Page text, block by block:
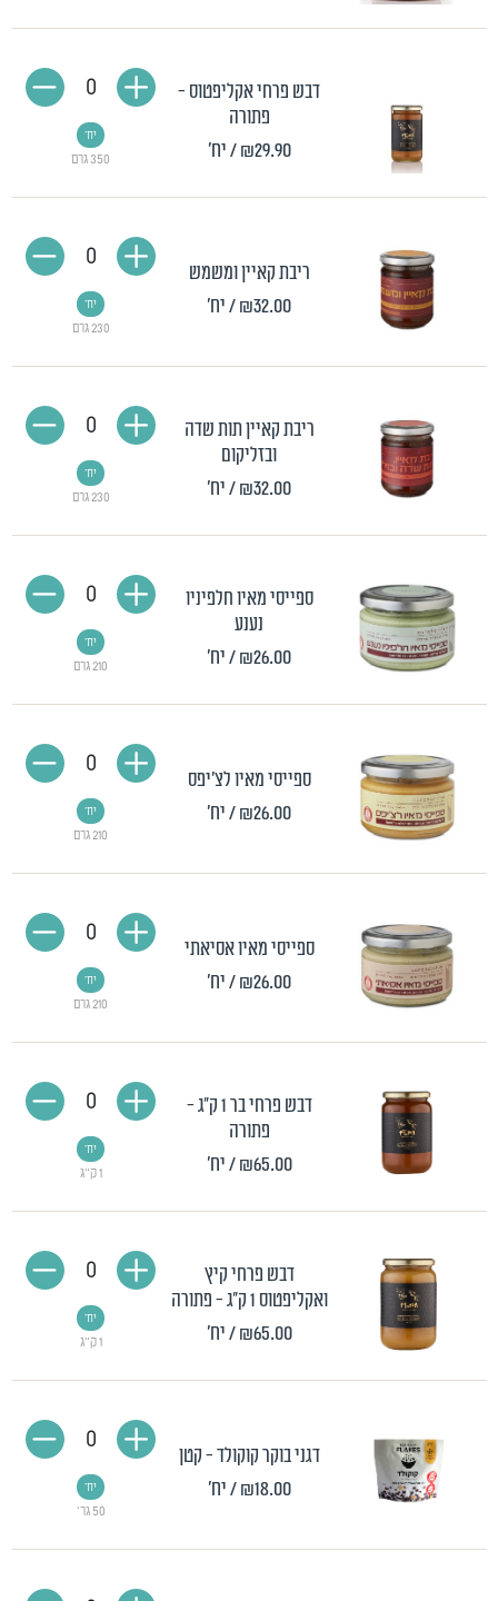
דבש פרחי אקליפטוס -
פתורה
₪29.90 / יח' 350 גרם
יח'
0
ריבת קאיין ומשמש
₪32.00/ יח'
230 גרם
יח'
0
ריבת קאיין תות שדה
ובזליקום
₪32.00/ יח' 230 גרם
יח'
0
ספייסי מאיו חלפיניו
נענע
₪26.00/ יח' 210 גרם
יח'
0
ספייסי מאיו לצ'יפס
₪26.00/ יח'
210 גרם
יח'
0
ספייסי מאיו אסיאתי
₪26.00/ יח'
210 גרם
יח'
0
דבש פרחי בר 1 ק"ג -
פתורה
₪65.00 / יח' 1 ק"ג
יח'
0
דבש פרחי קיץ
ואקליפטוס 1 ק"ג - פתורה
₪65.00 / יח' 1 ק"ג
יח'
0
דגני בוקר קוקולד - קטן
₪18.00 / יח'
50 גר'
יח'
0